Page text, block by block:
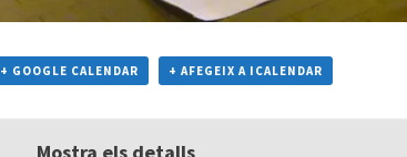
+ GOOGLE CALENDAR + AFEGEIX A ICALENDAR
Mostra els detalls